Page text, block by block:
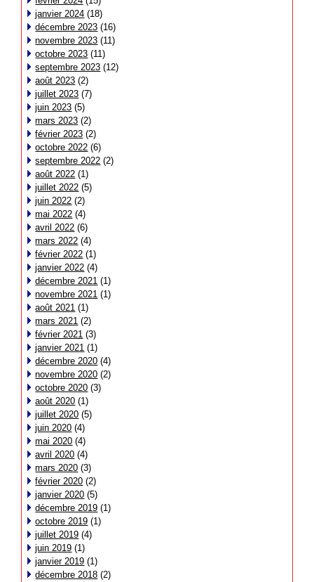
janvier 2024 (18)
décembre 2023 (16)
novembre 2023 (11)
octobre 2023 (11)
septembre 2023 (12)
août 2023 (2)
juillet 2023 (7)
juin 2023 (5)
mars 2023 (2)
février 2023 (2)
octobre 2022 (6)
septembre 2022 (2)
août 2022 (1)
juillet 2022 (5)
juin 2022 (2)
mai 2022 (4)
avril 2022 (6)
mars 2022 (4)
février 2022 (1)
janvier 2022 (4)
décembre 2021 (1)
novembre 2021 (1)
août 2021 (1)
mars 2021 (2)
février 2021 (3)
janvier 2021 (1)
décembre 2020 (4)
novembre 2020 (2)
octobre 2020 (3)
août 2020 (1)
juillet 2020 (5)
juin 2020 (4)
mai 2020 (4)
avril 2020 (4)
mars 2020 (3)
février 2020 (2)
janvier 2020 (5)
décembre 2019 (1)
octobre 2019 (1)
juillet 2019 (4)
juin 2019 (1)
janvier 2019 (1)
décembre 2018 (2)